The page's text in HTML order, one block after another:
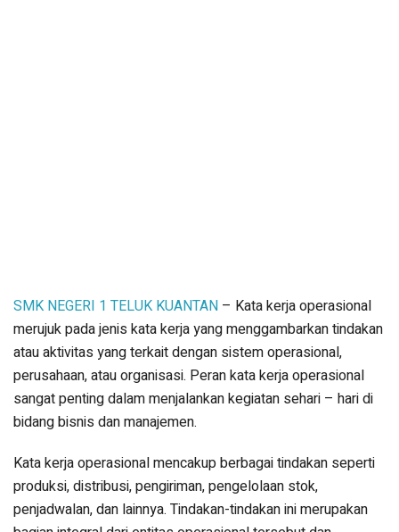
SMK NEGERI 1 TELUK KUANTAN – Kata kerja operasional
merujuk pada jenis kata kerja yang menggambarkan tindakan
atau aktivitas yang terkait dengan sistem operasional,
perusahaan, atau organisasi. Peran kata kerja operasional
sangat penting dalam menjalankan kegiatan sehari – hari di
bidang bisnis dan manajemen.
Kata kerja operasional mencakup berbagai tindakan seperti
produksi, distribusi, pengiriman, pengelolaan stok,
penjadwalan, dan lainnya. Tindakan-tindakan ini merupakan